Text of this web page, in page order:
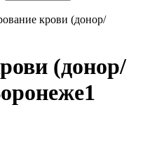
крови (донор/
(донор/
1